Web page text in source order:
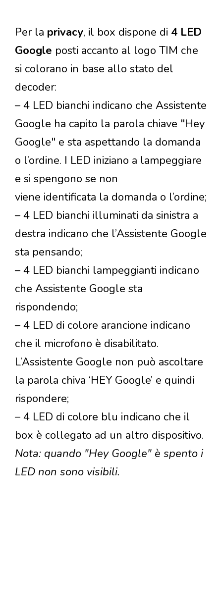
Per la privacy, il box dispone di 4 LED
Google posti accanto al logo TIM che
si colorano in base allo stato del
decoder:
– 4 LED bianchi indicano che Assistente
Google ha capito la parola chiave "Hey
Google" e sta aspettando la domanda
o l’ordine. I LED iniziano a lampeggiare
e si spengono se non
viene identificata la domanda o l’ordine;
– 4 LED bianchi illuminati da sinistra a
destra indicano che l’Assistente Google
sta pensando;
– 4 LED bianchi lampeggianti indicano
che Assistente Google sta
rispondendo;
– 4 LED di colore arancione indicano
che il microfono è disabilitato.
L’Assistente Google non può ascoltare
la parola chiva ‘HEY Google’ e quindi
rispondere;
– 4 LED di colore blu indicano che il
box è collegato ad un altro dispositivo.
Nota: quando "Hey Google" è spento i
LED non sono visibili.